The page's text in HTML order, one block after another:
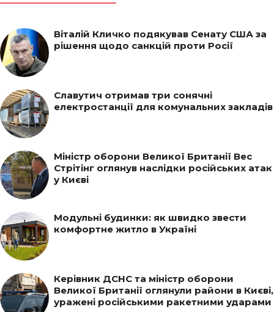
Віталій Кличко подякував Сенату США за
рішення щодо санкцій проти Росії
Славутич отримав три сонячні
електростанції для комунальних закладів
Міністр оборони Великої Британії Вес
Стрітінг оглянув наслідки російських атак
у Києві
Модульні будинки: як швидко звести
комфортне житло в Україні
Керівник ДСНС та міністр оборони
Великої Британії оглянули райони в Києві,
уражені російськими ракетними ударами